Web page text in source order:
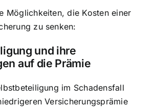
Möglichkeiten, die Kosten einer
zu senken:
und ihre
auf die Prämie
im Schadensfall
Versicherungsprämie